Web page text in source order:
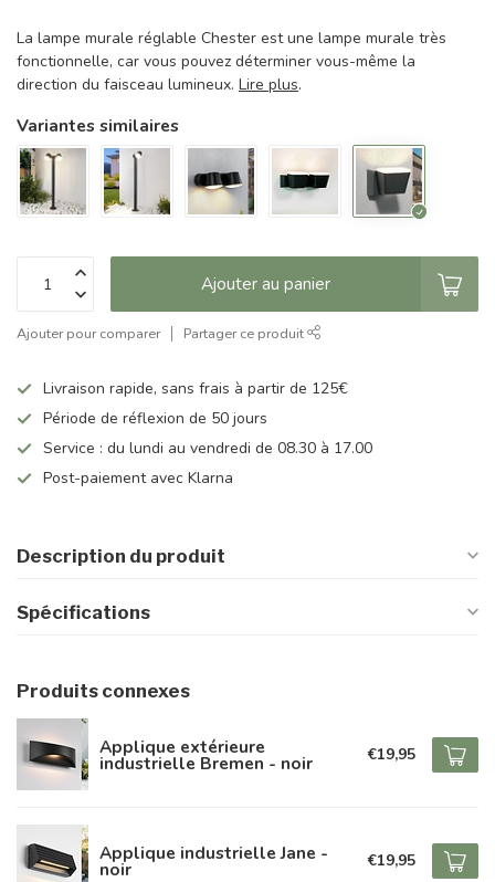
La lampe murale réglable Chester est une lampe murale très
fonctionnelle, car vous pouvez déterminer vous-même la
direction du faisceau lumineux. Lire plus.
Variantes similaires
Ajouter au panier
Ajouter pour comparer Partager ce produit
Livraison rapide, sans frais à partir de 125€
Période de réflexion de 50 jours
Service : du lundi au vendredi de 08.30 à 17.00
Post-paiement avec Klarna
Description du produit
Spécifications
Produits connexes
Applique extérieure
industrielle Bremen - noir €19,95
Applique industrielle Jane -
noir €19,95